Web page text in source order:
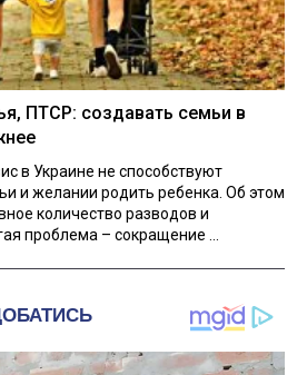
ПТСР: создавать семьи в
в Украине не способствуют
и желании родить ребенка. Об этом
количество разводов и
проблема – сокращение ...